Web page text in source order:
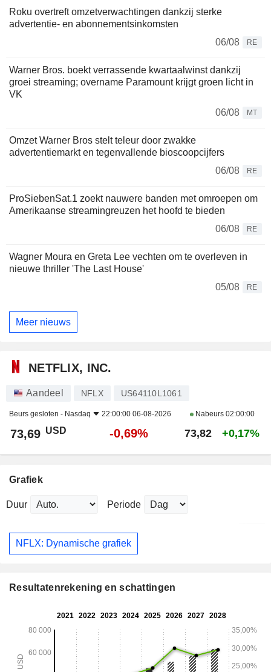
Roku overtreft omzetverwachtingen dankzij sterke
advertentie- en abonnementsinkomsten
06/08
RE
Warner Bros. boekt verrassende kwartaalwinst dankzij
groei streaming; overname Paramount krijgt groen licht in
VK
06/08
MT
Omzet Warner Bros stelt teleur door zwakke
advertentiemarkt en tegenvallende bioscoopcijfers
06/08
RE
ProSiebenSat.1 zoekt nauwere banden met omroepen om
Amerikaanse streamingreuzen het hoofd te bieden
06/08
RE
Wagner Moura en Greta Lee vechten om te overleven in
nieuwe thriller 'The Last House'
05/08
RE
Meer nieuws
NETFLIX, INC.
Aandeel NFLX US64110L1061
Beurs gesloten - Nasdaq 22:00:00 06-08-2026 Nabeurs 02:00:00
73,69 USD -0,69% 73,82 +0,17%
Grafiek
Duur Periode
NFLX: Dynamische grafiek
Resultatenrekening en schattingen